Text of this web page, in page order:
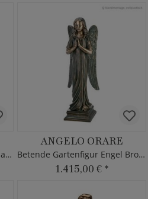
Betende Bronzestatue Maria aus Bronze
ANGELO ORARE
Betende Gartenfigur Engel Bronze
1.415,00 € *